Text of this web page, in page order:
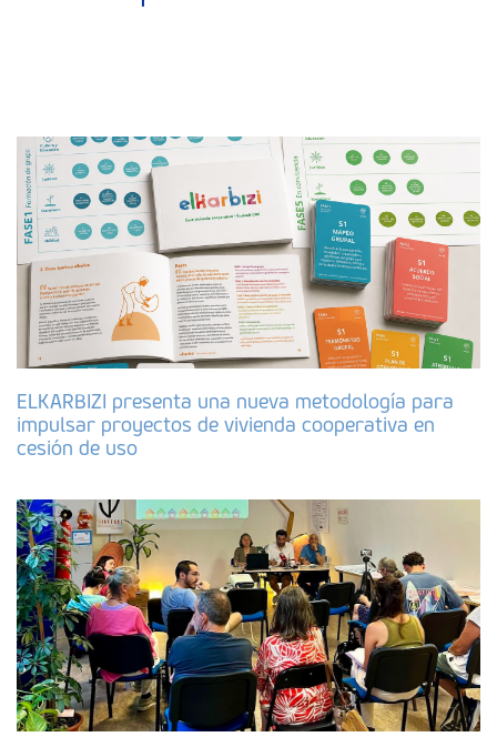
ELKARBIZI presenta una nueva metodología para
impulsar proyectos de vivienda cooperativa en
cesión de uso